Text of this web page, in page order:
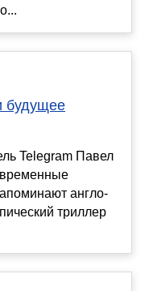
будущее
Telegram Павел
англо-
триллер